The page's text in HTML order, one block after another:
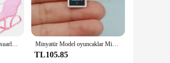
fit various scenarios. The doll's
This doll is not just a toy; it's a
Pembe bebek mobilya aksesuarları için Barbie elbise elbise oyuncaklar kızlar için doğum günü hediyesi Minyatür Model oyuncaklar Mini cep telefonu Ipad dizüstü dizüstü Macbook Barbie bebekler Bjd Ob11 1/6 1/8 Dollhouse Diy aksesuarları
TL105.85